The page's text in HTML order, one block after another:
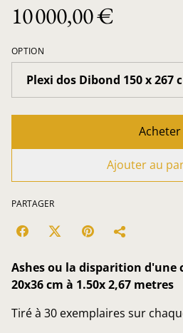
10 000,00 €
OPTION
Acheter
Ajouter au
PARTAGER
Ashes ou la disparition d'une
20x36 cm à 1.50x 2,67 metres
Tiré à 30 exemplaires sur